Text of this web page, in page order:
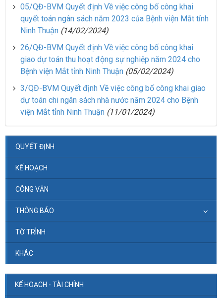
05/QĐ-BVM Quyết định Về việc công bố công khai
quyết toán ngân sách năm 2023 của Bệnh viện Mắt tỉnh
Ninh Thuận (14/02/2024)
26/QĐ-BVM Quyết định Về việc công bố công khai
giao dự toán thu hoạt động sự nghiệp năm 2024 cho
Bệnh viện Mắt tỉnh Ninh Thuận (05/02/2024)
3/QĐ-BVM Quyết định Về việc công bố công khai giao
dự toán chi ngân sách nhà nước năm 2024 cho Bệnh
viện Mắt tỉnh Ninh Thuận (11/01/2024)
QUYẾT ĐỊNH
KẾ HOẠCH
CÔNG VĂN
THÔNG BÁO
TỜ TRÌNH
KHÁC
KẾ HOẠCH - TÀI CHÍNH